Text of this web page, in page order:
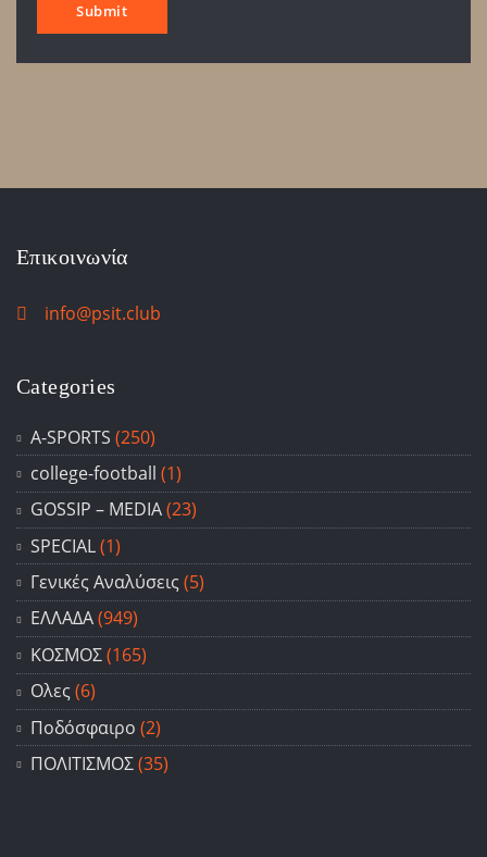
Επικοινωνία
info@psit.club
Categories
A-SPORTS (250)
college-football (1)
GOSSIP – ΜΕDIA(23)
SPECIAL(1)
Γενικές Αναλύσεις (5)
ΕΛΛΑΔΑ(949)
ΚΟΣΜΟΣ(165)
Ολες (6)
Ποδόσφαιρο (2)
ΠΟΛΙΤΙΣΜΟΣ(35)